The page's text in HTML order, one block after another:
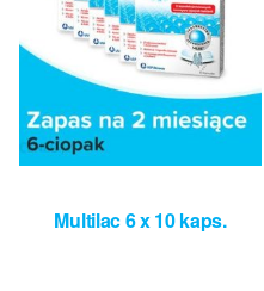
Multilac 6 x 10 kaps.